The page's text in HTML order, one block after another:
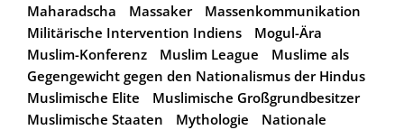
Maharadscha
Massaker
Massenkommunikation
Militärische Intervention Indiens
Mogul-Ära
Muslim-Konferenz
Muslim League
Muslime als
Gegengewicht gegen den Nationalismus der Hindus
Muslimische Elite
Muslimische Großgrundbesitzer
Muslimische Staaten
Mythologie
Nationale